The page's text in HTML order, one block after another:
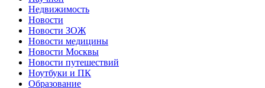
Недвижимость
Новости
Новости ЗОЖ
Новости медицины
Новости Москвы
Новости путешествий
Ноутбуки и ПК
Образование